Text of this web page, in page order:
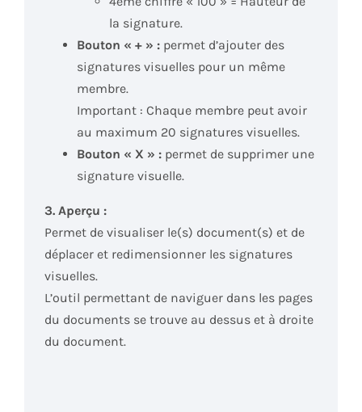
la signature.
Bouton « + » : permet d’ajouter des
signatures visuelles pour un même
membre.
Important : Chaque membre peut avoir
au maximum 20 signatures visuelles.
Bouton « X » : permet de supprimer une
signature visuelle.
3. Aperçu :
Permet de visualiser le(s) document(s) et de
déplacer et redimensionner les signatures
visuelles.
L’outil permettant de naviguer dans les pages
du documents se trouve au dessus et à droite
du document.